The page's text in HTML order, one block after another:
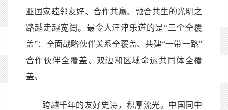
亚国家睦邻友好、合作共赢、融合共生的光明之
路越走越宽阔。最令人津津乐道的是“三个全覆
盖”：全面战略伙伴关系全覆盖、共建“一带一路”
合作伙伴全覆盖、双边和区域命运共同体全覆
盖。
跨越千年的友好史诗，积厚流光。中国同中